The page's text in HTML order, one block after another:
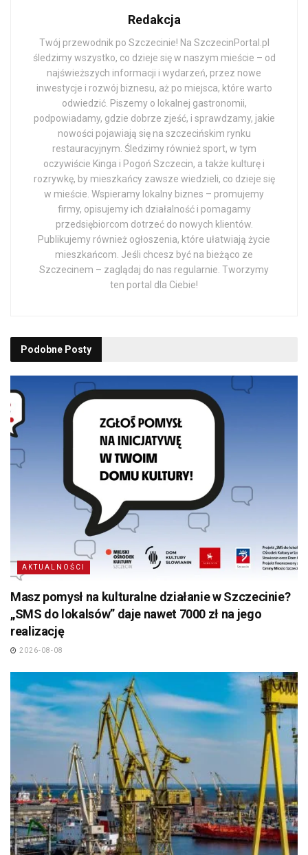
Redakcja
Twój przewodnik po Szczecinie! Na SzczecinPortal.pl
śledzimy wszystko, co dzieje się w naszym mieście – od
najświeższych informacji i wydarzeń, przez nowe
inwestycje i rozwój biznesu, aż po miejsca, które warto
odwiedzić. Piszemy o lokalnej gastronomii,
podpowiadamy, gdzie dobrze zjeść, i sprawdzamy, jakie
nowości pojawiają się na szczecińskim rynku
restauracyjnym. Śledzimy również sport, w tym
oczywiście Kinga i Pogoń Szczecin, a także kulturę i
rozrywkę, by mieszkańcy zawsze wiedzieli, co dzieje się
w mieście. Wspieramy lokalny biznes – promujemy
firmy, opisujemy ich działalność i pomagamy
przedsiębiorcom dotrzeć do nowych klientów.
Publikujemy również ogłoszenia, które ułatwiają życie
mieszkańcom. Jeśli chcesz być na bieżąco ze
Szczecinem – zaglądaj do nas regularnie. Tworzymy
ten portal dla Ciebie!
Podobne Posty
AKTUALNOŚCI
Masz pomysł na kulturalne działanie w Szczecinie?
„SMS do lokalsów” daje nawet 7000 zł na jego
realizację
2026-08-08